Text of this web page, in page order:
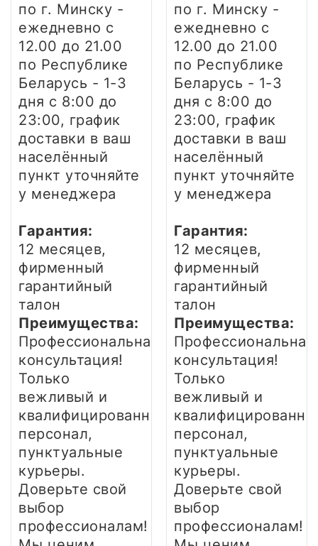
по г. Минску -
ежедневно с
12.00 до 21.00
по Республике
Беларусь - 1-3
дня с 8:00 до
23:00, график
доставки в ваш
населённый
пункт уточняйте
у менеджера
Гарантия:
12 месяцев,
фирменный
гарантийный
талон
Преимущества:
Профессиональная
консультация!
Только
вежливый и
квалифицированный
персонал,
пунктуальные
курьеры.
Доверьте свой
выбор
профессионалам!
по г. Минску -
ежедневно с
12.00 до 21.00
по Республике
Беларусь - 1-3
дня с 8:00 до
23:00, график
доставки в ваш
населённый
пункт уточняйте
у менеджера
Гарантия:
12 месяцев,
фирменный
гарантийный
талон
Преимущества:
Профессиональная
консультация!
Только
вежливый и
персонал,
пунктуальные
курьеры.
Доверьте свой
выбор
профессионалам!